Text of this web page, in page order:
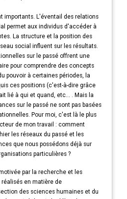
importants. L'éventail des relations
permet aux individus d'accéder à
La structure et la position des
social influent sur les résultats.
sur le passé offrent une
pour comprendre des concepts
pouvoir à certaines périodes, la
ces positions (c'est-à-dire grâce
lié à qui et quand, etc... . Mais la
sur le passé ne sont pas basées
Pour moi, c'est là le plus
de mon travail : comment
les réseaux du passé et les
que nous possédons déjà sur
particulières ?
par la recherche et les
en matière de
des sciences humaines et du